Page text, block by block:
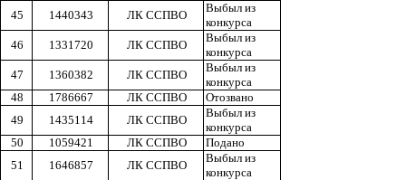
45
1440343 ЛК ССПВО
Выбыл из
конкурса
46
1331720 ЛК ССПВО
Выбыл из
конкурса
47
1360382 ЛК ССПВО
Выбыл из
конкурса
48
1786667 ЛК ССПВО
Отозвано
49
1435114 ЛК ССПВО
Выбыл из
конкурса
50
1059421 ЛК ССПВО
Подано
51
1646857 ЛК ССПВО
Выбыл из
конкурса